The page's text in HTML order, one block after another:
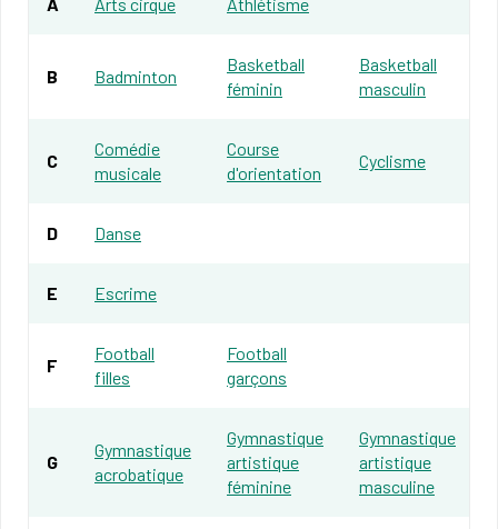
B Badminton
Basketball
féminin
Basketball
masculin
C
Comédie
musicale
Course
d'orientation
Cyclisme
D Danse
E Escrime
F
Football
filles
Football
garçons
G
Gymnastique
acrobatique
Gymnastique
artistique
féminine
Gymnastique
artistique
masculine